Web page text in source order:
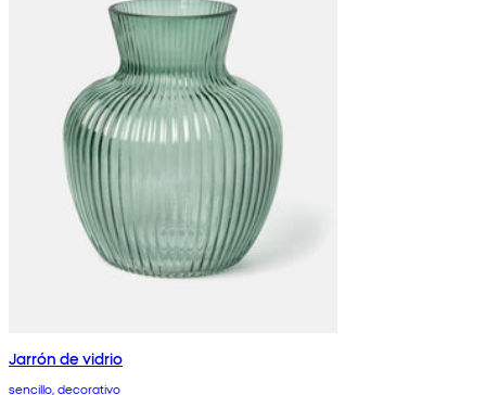
Jarrón de vidrio
sencillo, decorativo